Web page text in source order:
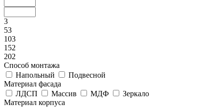
3
53
103
152
202
Способ монтажа
Напольный
Подвесной
Материал фасада
ЛДСП
Массив МДФ
Зеркало
Материал корпуса